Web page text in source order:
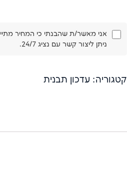
ניתן ליצור קשר עם נציג 24/7.
קטגוריה: עדכון תבנית